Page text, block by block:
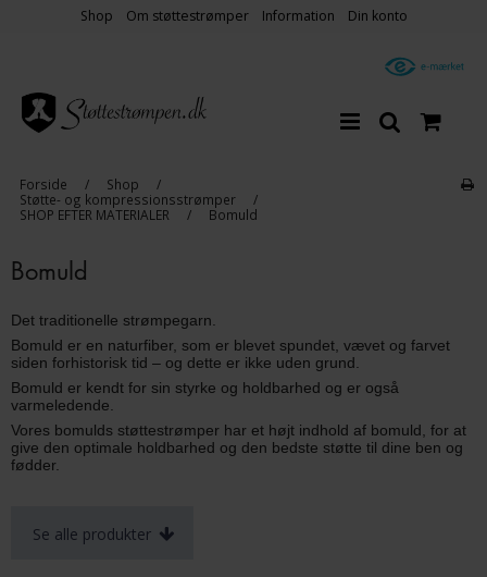
Shop Om støttestrømper Information Din konto
Forside / Shop
/
Støtte- og kompressionsstrømper
/
SHOP EFTER MATERIALER
/ Bomuld
Bomuld
Det traditionelle strømpegarn.
Bomuld er en naturfiber, som er blevet spundet, vævet og farvet
siden forhistorisk tid – og dette er ikke uden grund.
Bomuld er kendt for sin styrke og holdbarhed og er også
varmeledende.
Vores bomulds støttestrømper har et højt indhold af bomuld, for at
give den optimale holdbarhed og den bedste støtte til dine ben og
fødder.
Se alle produkter